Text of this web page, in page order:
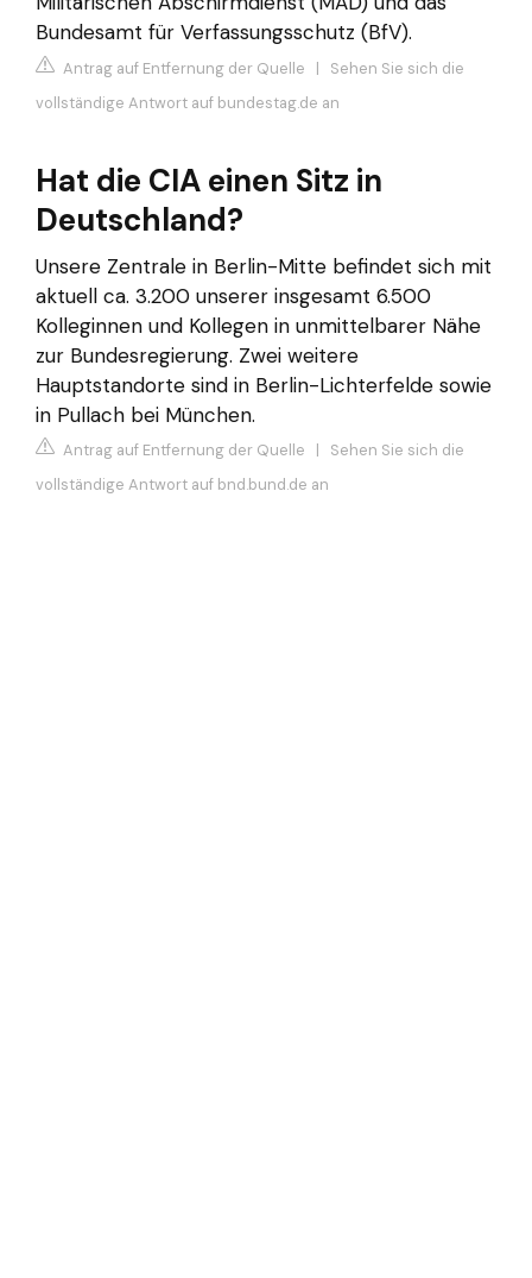
Bundesamt für Verfassungsschutz (BfV).
Antrag auf Entfernung der Quelle | Sehen Sie sich die
vollständige Antwort auf bundestag.de an
Hat die CIA einen Sitz in
Deutschland?
Unsere Zentrale in Berlin-Mitte befindet sich mit
aktuell ca. 3.200 unserer insgesamt 6.500
Kolleginnen und Kollegen in unmittelbarer Nähe
zur Bundesregierung. Zwei weitere
Hauptstandorte sind in Berlin-Lichterfelde sowie
in Pullach bei München.
Antrag auf Entfernung der Quelle | Sehen Sie sich die
vollständige Antwort auf bnd.bund.de an